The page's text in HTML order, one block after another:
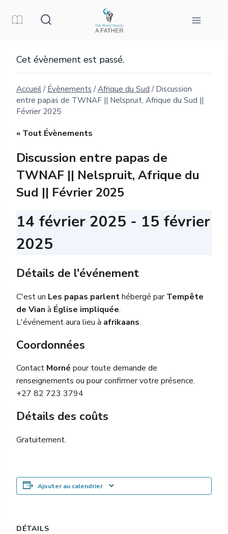
Cet évènement est passé.
Accueil / Évènements / Afrique du Sud / Discussion
entre papas de TWNAF || Nelspruit, Afrique du Sud ||
Février 2025
« Tout Évènements
Discussion entre papas de
TWNAF || Nelspruit, Afrique du
Sud || Février 2025
14 février 2025 - 15 février
2025
Détails de l'événement
C'est un Les papas parlenthébergé parTempête
de Vian à Église impliquée.
L'événement aura lieu à afrikaans.
Coordonnées
Contact Morné pour toute demande de
renseignements ou pour confirmer votre présence.
+27 82 723 3794
Détails des coûts
Gratuitement.
Ajouter au calendrier
DÉTAILS